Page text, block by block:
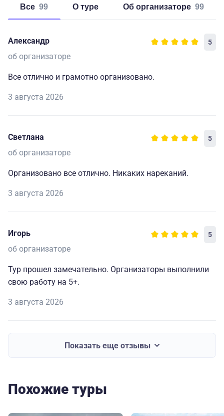
Все 99 о туре об организаторе 99
Александр 5
об организаторе
Все отлично и грамотно организовано.
3 августа 2026
Светлана 5
об организаторе
Организовано все отлично. Никаких нареканий.
3 августа 2026
Игорь 5
об организаторе
Тур прошел замечательно. Организаторы выполнили
свою работу на 5+.
3 августа 2026
Показать еще отзывы
Похожие туры